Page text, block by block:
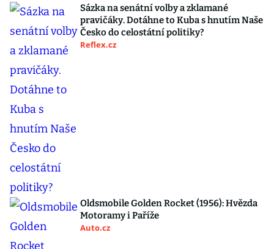
Sázka na senátní volby a zklamané
pravičáky. Dotáhne to Kuba s hnutím Naše
Česko do celostátní politiky?
Reflex.cz
Oldsmobile Golden Rocket (1956): Hvězda
Motoramy i Paříže
Auto.cz